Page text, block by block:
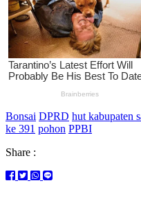
Bonsai DPRD hut kabupaten
ke 391 pohon PPBI
Share :